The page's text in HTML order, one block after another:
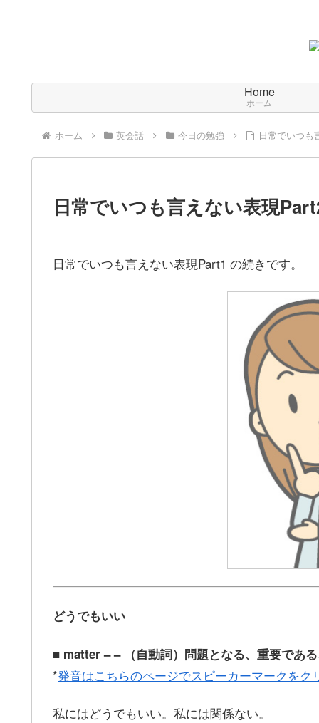
Home
ホーム
ホーム 英会話 今日の勉強 日常でいつも
日常でいつも言えない表現
日常でいつも言えない表現Part1 の続きです。
どうでもいい
■ matter – – （自動詞）問題となる、重要であ
*発音はこちらのページでスピーカーマークをク
私にはどうでもいい。私には関係ない。